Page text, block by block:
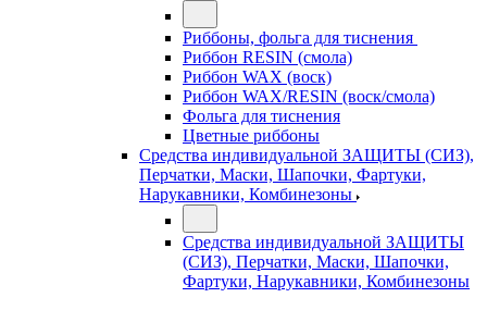
Риббоны, фольга для тиснения
Риббон RESIN (смола)
Риббон WAX (воск)
Риббон WAX/RESIN (воск/смола)
Фольга для тиснения
Цветные риббоны
Средства индивидуальной ЗАЩИТЫ (СИЗ),
Перчатки, Маски, Шапочки, Фартуки,
Нарукавники, Комбинезоны
Средства индивидуальной ЗАЩИТЫ
(СИЗ), Перчатки, Маски, Шапочки,
Фартуки, Нарукавники, Комбинезоны